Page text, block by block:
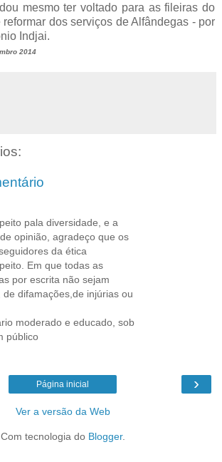
mesmo ter voltado para as fileiras do
dos serviços de Alfândegas - por
Indjai.
2014
pala diversidade, e a
opinião, agradeço que os
da ética
Em que todas as
por escrita não sejam
difamações,de injúrias ou
moderado e educado, sob
público
›
Página inicial
Ver a versão da Web
Com tecnologia do Blogger.